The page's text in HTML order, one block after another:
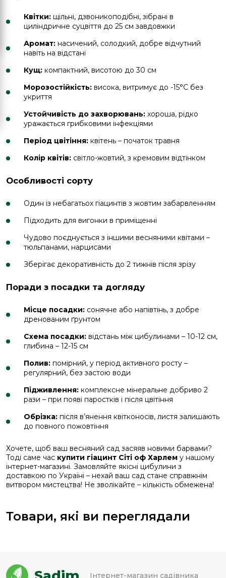
Квітки: щільні, дзвоникоподібні, зібрані в
циліндричне суцвіття до 25 см завдовжки
Аромат: насичений, солодкий, добре відчутний
навіть на відстані
Кущ: компактний, висотою до 30 см
Морозостійкість: висока, витримує до -15°C без
укриття
Устойчивість до захворювань: хороша, рідко
уражається грибковими інфекціями
Період цвітіння: квітень – початок травня
Колір квітів: світло-жовтий, з кремовим відтінком
Особливості сорту
Один із небагатьох гіацинтів з жовтим забарвленням
Підходить для вигонки в приміщенні
Чудово поєднується з іншими весняними квітами –
тюльпанами, нарцисами
Зберігає декоративність до 2 тижнів після зрізу
Поради з посадки та догляду
Місце посадки: сонячне або напівтінь, з добре
дренованим ґрунтом
Схема посадки: відстань між цибулинами – 10-12 см,
глибина – 12-15 см
Полив: помірний, у період активного росту –
регулярний, без застою води
Підживлення: комплексне мінеральне добриво 2
рази – при появі паростків і після цвітіння
Обрізка: після в’янення квітконосів, листя залишають
до повного пожовтіння
Хочете, щоб ваш весняний сад засяяв новими барвами?
Тоді саме час купити гіацинт Сіті оф Харлем у нашому
інтернет-магазині. Замовляйте якісні цибулини з
доставкою по Україні – нехай ваш сад стане справжнім
витвором мистецтва! Не зволікайте – кількість обмежена!
Товари, які ви переглядали
Інтернет-магазин садівника